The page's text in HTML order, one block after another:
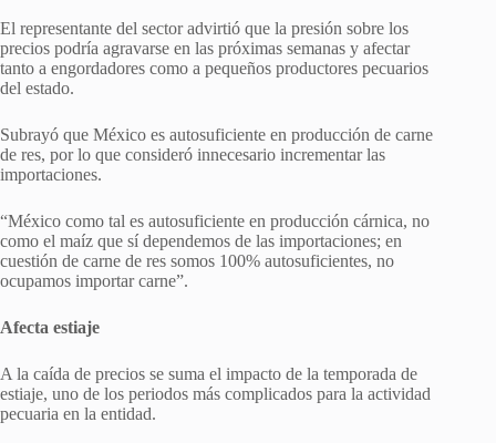
El representante del sector advirtió que la presión sobre los
precios podría agravarse en las próximas semanas y afectar
tanto a engordadores como a pequeños productores pecuarios
del estado.
Subrayó que México es autosuficiente en producción de carne
de res, por lo que consideró innecesario incrementar las
importaciones.
“México como tal es autosuficiente en producción cárnica, no
como el maíz que sí dependemos de las importaciones; en
cuestión de carne de res somos 100% autosuficientes, no
ocupamos importar carne”.
Afecta estiaje
A la caída de precios se suma el impacto de la temporada de
estiaje, uno de los periodos más complicados para la actividad
pecuaria en la entidad.